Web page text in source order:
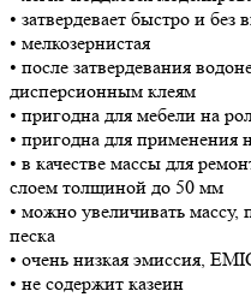
• затвердевает быстро и
• мелкозернистая
• после затвердевания
дисперсионным клеям
• пригодна для мебели на
• пригодна для применения
• в качестве массы для
слоем толщиной до 50 мм
• можно увеличивать массу,
песка
• очень низкая эмиссия,
• не содержит казеин